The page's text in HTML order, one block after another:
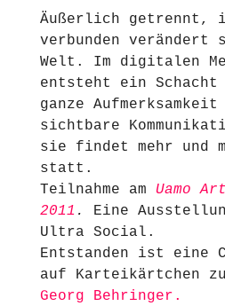
Äußerlich getrennt,
verbunden verändert
Welt. Im digitalen
entsteht ein Schacht
ganze
sichtbare
sie findet mehr und
statt.
Teilnahme am Uamo
2011 .
Eine
Ultra Social.
Entstanden ist eine
auf Karteikärtchen
Georg Behringer.